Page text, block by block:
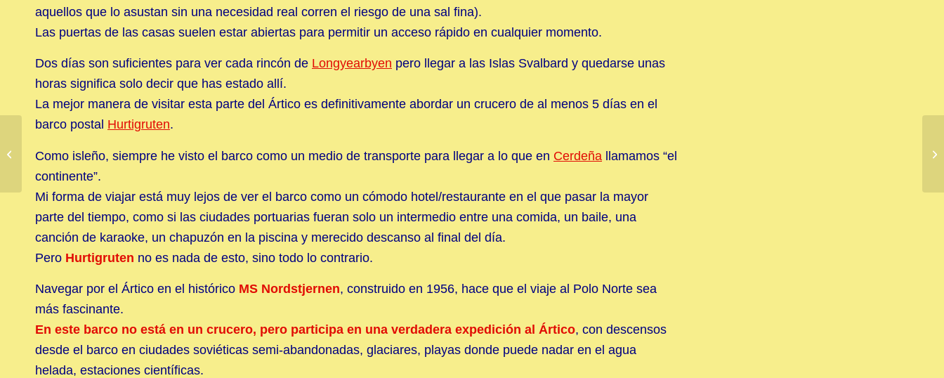
aquellos que lo asustan sin una necesidad real corren el riesgo de una sal fina).
Las puertas de las casas suelen estar abiertas para permitir un acceso rápido en cualquier momento.
Dos días son suficientes para ver cada rincón de Longyearbyen pero llegar a las Islas Svalbard y quedarse unas
horas significa solo decir que has estado allí.
La mejor manera de visitar esta parte del Ártico es definitivamente abordar un crucero de al menos 5 días en el
barco postal Hurtigruten.
Como isleño, siempre he visto el barco como un medio de transporte para llegar a lo que en Cerdeña llamamos “el
continente”.
Mi forma de viajar está muy lejos de ver el barco como un cómodo hotel/restaurante en el que pasar la mayor
parte del tiempo, como si las ciudades portuarias fueran solo un intermedio entre una comida, un baile, una
canción de karaoke, un chapuzón en la piscina y merecido descanso al final del día.
Pero Hurtigruten no es nada de esto, sino todo lo contrario.
Navegar por el Ártico en el histórico MS Nordstjernen, construido en 1956, hace que el viaje al Polo Norte sea
más fascinante.
En este barco no está en un crucero, pero participa en una verdadera expedición al Ártico, con descensos
desde el barco en ciudades soviéticas semi-abandonadas, glaciares, playas donde puede nadar en el agua
helada, estaciones científicas.
Corea del Norte